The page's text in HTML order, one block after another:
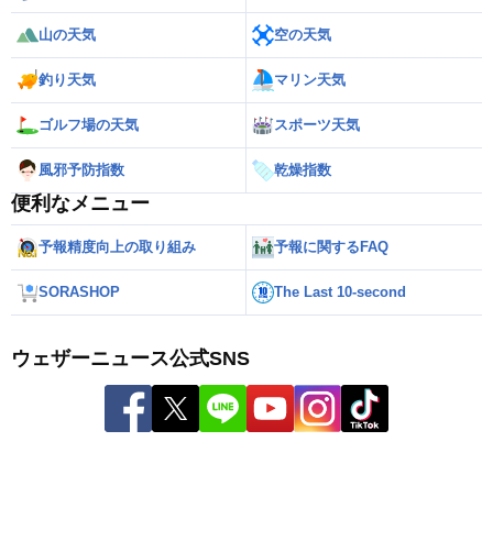
山の天気 空の天気
釣り天気 マリン天気
ゴルフ場の天気 スポーツ天気
風邪予防指数 乾燥指数
便利なメニュー
予報精度向上の取り組み 予報に関するFAQ
SORASHOP The Last 10-second
ウェザーニュース公式SNS